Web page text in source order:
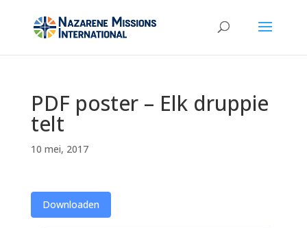
PDF poster – Elk druppie
telt
10 mei, 2017
Downloaden